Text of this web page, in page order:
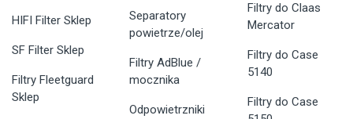
HIFI Filter Sklep
SF Filter Sklep
Filtry Fleetguard
Sklep
Separatory
powietrze/olej
Filtry AdBlue /
mocznika
Odpowietrzniki
Filtry do Claas
Mercator
Filtry do Case
5140
Filtry do Case